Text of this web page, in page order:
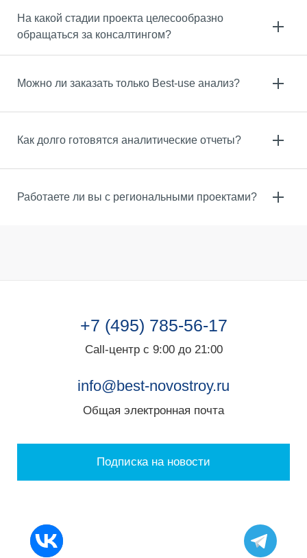
На какой стадии проекта целесообразно
обращаться за консалтингом?
Можно ли заказать только Best-use анализ?
Как долго готовятся аналитические отчеты?
Работаете ли вы с региональными проектами?
+7 (495) 785-56-17
Call-центр с 9:00 до 21:00
info@best-novostroy.ru
Общая электронная почта
Подписка на новости